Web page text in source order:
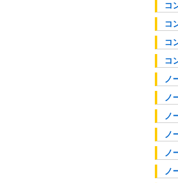
コ
コ
コ
コ
ノ
ノ
ノ
ノ
ノ
ノ